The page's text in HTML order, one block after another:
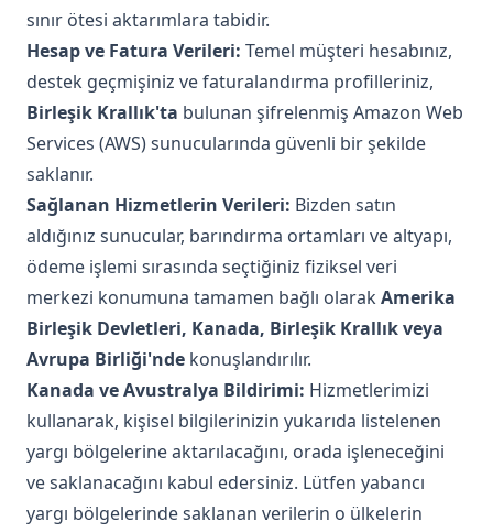
sınır ötesi aktarımlara tabidir.
Hesap ve Fatura Verileri: Temel müşteri hesabınız,
destek geçmişiniz ve faturalandırma profilleriniz,
Birleşik Krallık'ta bulunan şifrelenmiş Amazon Web
Services (AWS) sunucularında güvenli bir şekilde
saklanır.
Sağlanan Hizmetlerin Verileri: Bizden satın
aldığınız sunucular, barındırma ortamları ve altyapı,
ödeme işlemi sırasında seçtiğiniz fiziksel veri
merkezi konumuna tamamen bağlı olarakAmerika
Birleşik Devletleri, Kanada, Birleşik Krallık veya
Avrupa Birliği'nde konuşlandırılır.
Kanada ve Avustralya Bildirimi: Hizmetlerimizi
kullanarak, kişisel bilgilerinizin yukarıda listelenen
yargı bölgelerine aktarılacağını, orada işleneceğini
ve saklanacağını kabul edersiniz. Lütfen yabancı
yargı bölgelerinde saklanan verilerin o ülkelerin